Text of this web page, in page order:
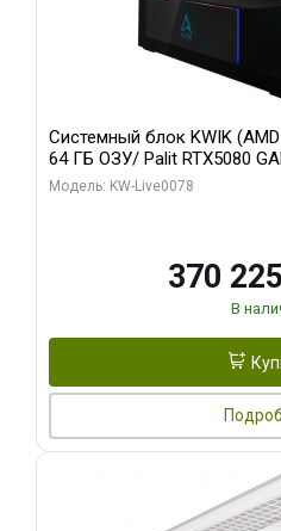
Системный блок KWIK
64 ГБ ОЗУ/ Palit RTX5080
GDDR7 256bit 3xDP HD/ 1 ТБ
Модель: KW-Live0078
370
В